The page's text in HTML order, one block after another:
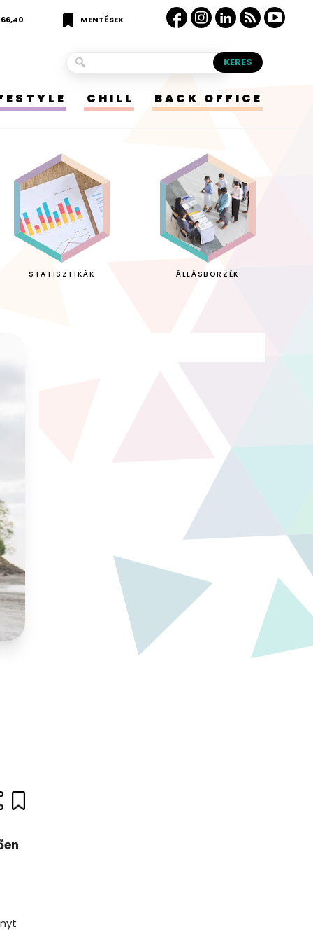
MENTÉSEK
CHILL BACK OFFICE
STATISZTIKÁK ÁLLÁSBÖRZÉK